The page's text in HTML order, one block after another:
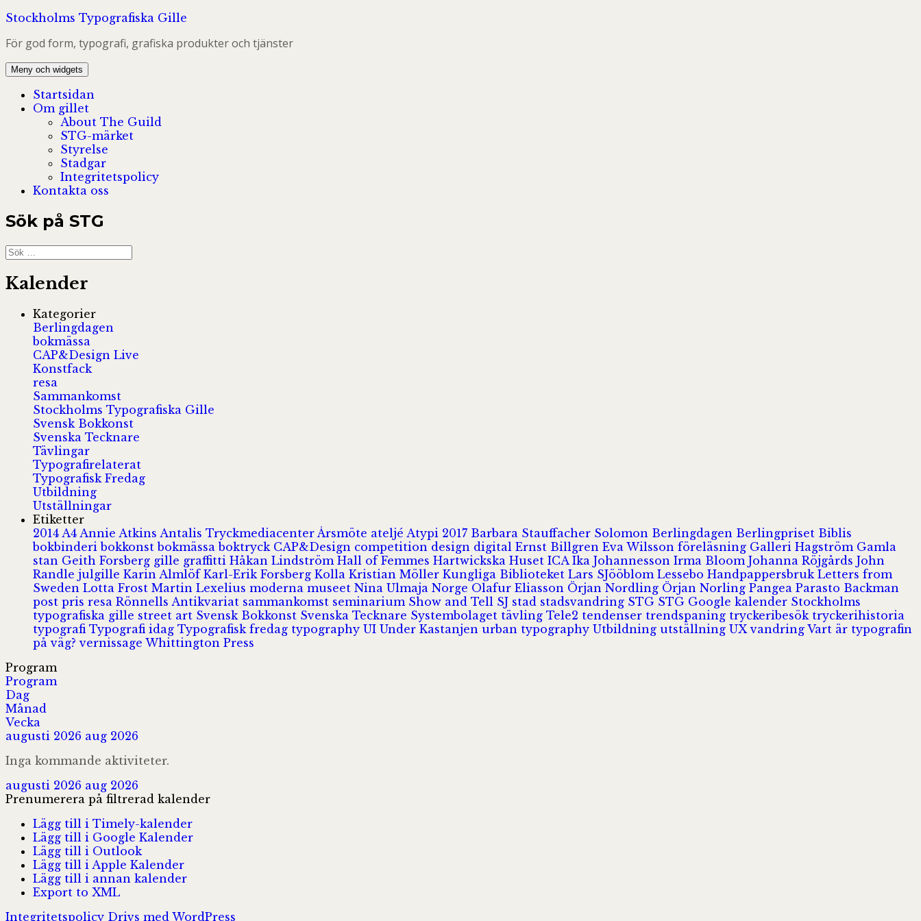
Hoppa
innehåll
Stockholms Typografiska Gille
För god form, typografi, grafiska produkter och tjänster
Meny och widgets
Startsidan
Om gillet
About The Guild
STG-märket
Styrelse
Stadgar
Integritetspolicy
Kontakta oss
Sök på STG
Sök
efter:
Kalender
Kategorier
Berlingdagen
bokmässa
CAP&Design Live
Konstfack
resa
Sammankomst
Stockholms Typografiska Gille
Svensk Bokkonst
Svenska Tecknare
Tävlingar
Typografirelaterat
Typografisk Fredag
Utbildning
Utställningar
Etiketter
2014 A4 Annie Atkins Antalis Tryckmediacenter Årsmöte ateljé Atypi 2017 Barbara Stauffacher Solomon Berlingdagen Berlingpriset Biblis
bokbinderibokkonstbokmässaboktryck CAP&Design competition design digital Ernst Billgren Eva Wilsson föreläsning Galleri Hagström Gamla
stan Geith Forsberg gille graffitti Håkan Lindström Hall of Femmes Hartwickska Huset ICA Ika Johannesson Irma Bloom Johanna Röjgårds John
Randle julgille Karin Almlöf Karl-Erik Forsberg Kolla Kristian Möller Kungliga Biblioteket Lars SJööblom Lessebo Handpappersbruk Letters from
Sweden Lotta Frost Martin Lexelius moderna museet Nina Ulmaja Norge Olafur Eliasson Örjan Nordling Örjan Norling Pangea Parasto Backman
post pris resa Rönnells Antikvariat sammankomst seminarium Show and Tell SJ stad stadsvandring STG STG Google kalender Stockholms
typografiska gille street art Svensk Bokkonst Svenska Tecknare Systembolaget tävling Tele2 tendenser trendspaning tryckeribesök tryckerihistoria
typografi Typografi idag Typografisk fredag typography UI Under Kastanjen urban typography Utbildning utställning UXvandring Vart är typografin
på väg?vernissage Whittington Press
Program
Program
Dag
Månad
Vecka
augusti 2026 aug 2026
Inga kommande aktiviteter.
augusti 2026 aug 2026
Prenumerera på filtrerad kalender
Lägg till i Timely-kalender
Lägg till i Google Kalender
Lägg till i Outlook
Lägg till i Apple Kalender
Lägg till i annan kalender
Export to XML
Integritetspolicy Drivs med WordPress